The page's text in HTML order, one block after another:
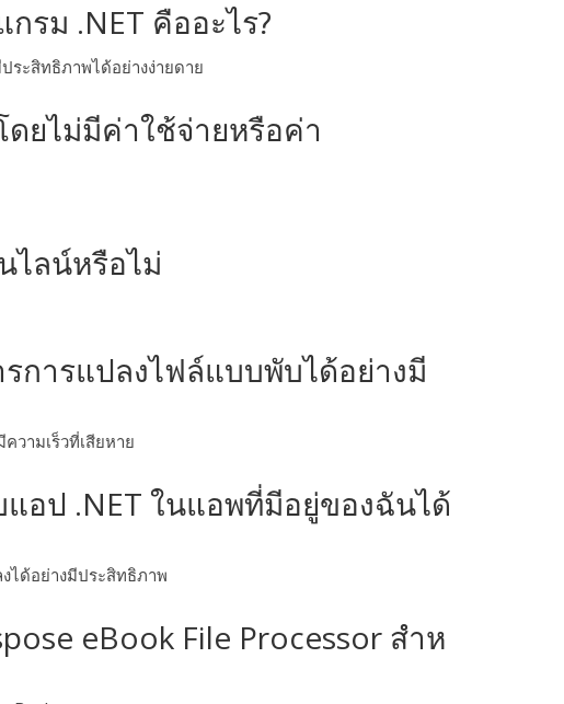
รม .NET คืออะไร?
ประสิทธิภาพได้อย่างง่ายดาย
ดยไม่มีค่าใช้จ่ายหรือค่า
ไลน์หรือไม่
การแปลงไฟล์แบบพับได้อย่างมี
วามเร็วที่เสียหาย
อป .NET ในแอพที่มีอยู่ของฉันได้
ได้อย่างมีประสิทธิภาพ
eBook File Processor สําห